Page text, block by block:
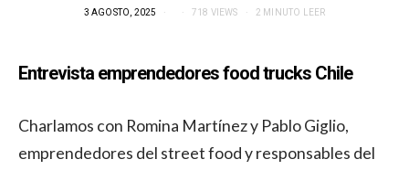
3 AGOSTO, 2025 718 VIEWS 2 MINUTO LEER
Entrevista emprendedores food trucks Chile
Charlamos con Romina Martínez y Pablo Giglio,
emprendedores del street food y responsables del